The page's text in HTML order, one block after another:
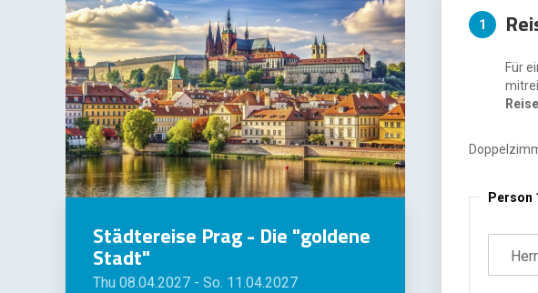
Städtereise Prag - Die "goldene
Stadt"
Thu 08.04.2027 - So. 11.04.2027
1
Für
Person